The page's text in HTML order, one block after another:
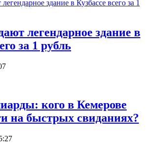
легендарное здание в
за 1 рубль
кого в Кемерове
на быстрых свиданиях?